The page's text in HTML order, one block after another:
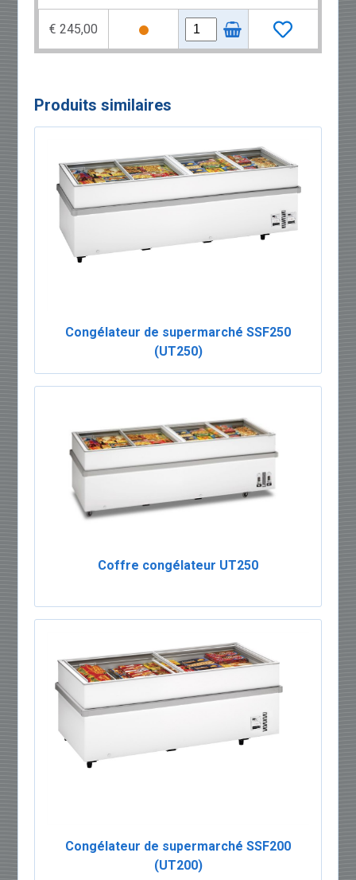
€ 245,00
Produits similaires
Congélateur de supermarché SSF250
(UT250)
Coffre congélateur UT250
Congélateur de supermarché SSF200
(UT200)